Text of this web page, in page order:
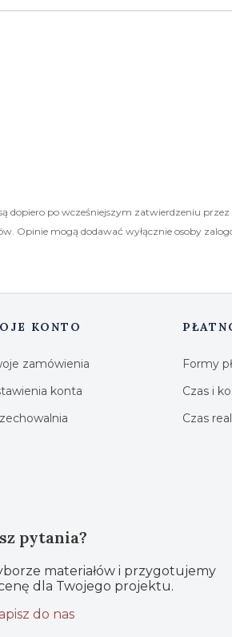
dopiero po wcześniejszym zatwierdzeniu
Opinie mogą dodawać wyłącznie osoby
KONTO
zamówienia
konta
Formy
Czas i
Czas
pytania?
materiałów i przygotujemy
dla Twojego projektu.
do nas